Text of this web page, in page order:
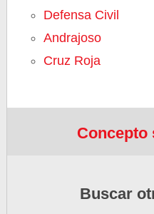
Defensa Civil
Andrajoso
Cruz Roja
Concepto
Buscar